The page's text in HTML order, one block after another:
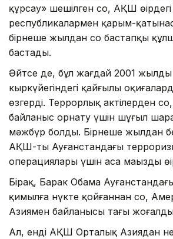
құрсау» шешілген соң, АҚШ өңірдегі
республикалармен қарым-
бірнеше жылдан соң бастапқы
бастады.
Әйтсе де, бұл жағдай 2001 жылдың
кыркүйегіндегі қайғылы
өзгерді. Террорлық актілерден
байланыс орнату үшін шұғыл
мәжбүр болды. Бірнеше жылдан
АҚШ-тың Ауғанстандағы
операциялары үшін аса маңызды
Бірақ, Барак Обама
қимылға нүкте қойғаннан соң,
Азиямен байланысы тағы
Ал, енді АҚШ Орталық Азиядан не